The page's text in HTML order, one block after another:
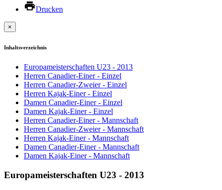
Drucken
×
Inhaltsverzeichnis
Europameisterschaften U23 - 2013
Herren Canadier-Einer - Einzel
Herren Canadier-Zweier - Einzel
Herren Kajak-Einer - Einzel
Damen Canadier-Einer - Einzel
Damen Kajak-Einer - Einzel
Herren Canadier-Einer - Mannschaft
Herren Canadier-Zweier - Mannschaft
Herren Kajak-Einer - Mannschaft
Damen Canadier-Einer - Mannschaft
Damen Kajak-Einer - Mannschaft
Europameisterschaften U23 - 2013